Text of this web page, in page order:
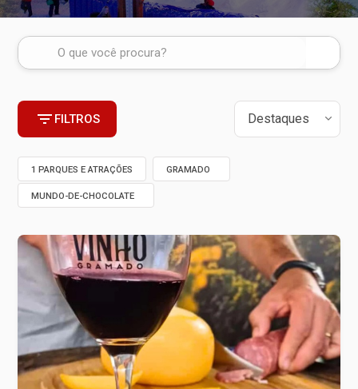
FILTROS
1 PARQUES E ATRAÇÕES GRAMADO
MUNDO-DE-CHOCOLATE